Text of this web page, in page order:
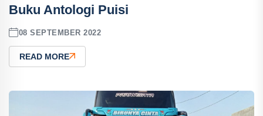
Buku Antologi Puisi
08 SEPTEMBER 2022
READ MORE